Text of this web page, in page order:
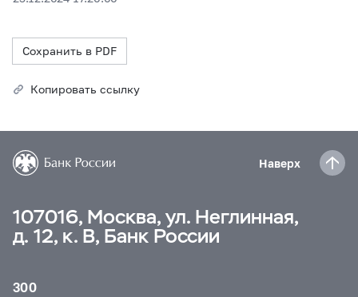
Сохранить в PDF
Копировать ссылку
Наверх
107016, Москва, ул. Неглинная,
д. 12, к. В, Банк России
300